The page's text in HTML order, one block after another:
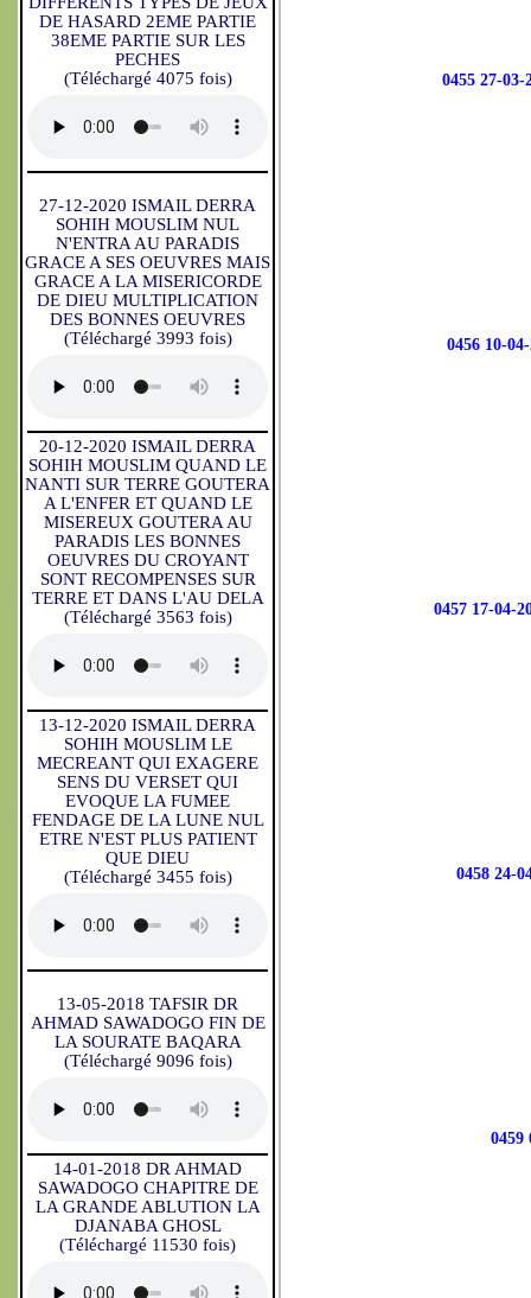
DE HASARD 2EME PARTIE
38EME PARTIE SUR LES
PECHES
(Téléchargé 4075 fois)
27-12-2020 ISMAIL DERRA
SOHIH MOUSLIM NUL
N'ENTRA AU PARADIS
GRACE A SES OEUVRES MAIS
GRACE A LA MISERICORDE
DE DIEU MULTIPLICATION
DES BONNES OEUVRES
(Téléchargé 3993 fois)
20-12-2020 ISMAIL DERRA
SOHIH MOUSLIM QUAND LE
NANTI SUR TERRE GOUTERA
A L'ENFER ET QUAND LE
MISEREUX GOUTERA AU
PARADIS LES BONNES
OEUVRES DU CROYANT
SONT RECOMPENSES SUR
TERRE ET DANS L'AU DELA
(Téléchargé 3563 fois)
13-12-2020 ISMAIL DERRA
SOHIH MOUSLIM LE
MECREANT QUI EXAGERE
SENS DU VERSET QUI
EVOQUE LA FUMEE
FENDAGE DE LA LUNE NUL
ETRE N'EST PLUS PATIENT
QUE DIEU
(Téléchargé 3455 fois)
13-05-2018 TAFSIR DR
AHMAD SAWADOGO FIN DE
LA SOURATE BAQARA
(Téléchargé 9096 fois)
14-01-2018 DR AHMAD
SAWADOGO CHAPITRE DE
LA GRANDE ABLUTION LA
DJANABA GHOSL
(Téléchargé 11530 fois)
0455 27-
0456 10-
0457 17-04-
0458 24-
0459